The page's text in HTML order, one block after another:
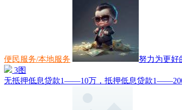
便民服务/本地服务 努力为更好
3图
无抵押低息贷款1——10万，抵押低息贷款